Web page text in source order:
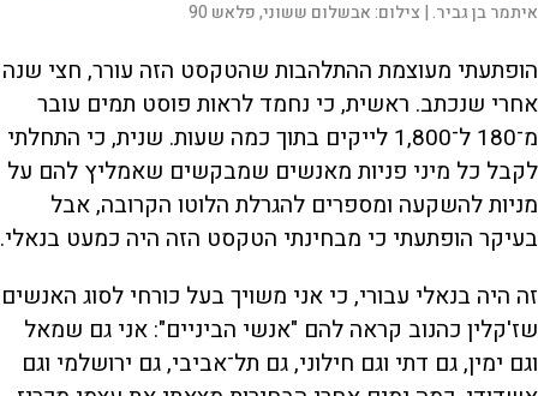
איתמר בן גביר. | צילום:אבשלום ששוני, פלאש 90
הופתעתי מעוצמת ההתלהבות שהטקסט הזה עורר, חצי שנה
אחרי שנכתב. ראשית, כי נחמד לראות פוסט תמים עובר
מ־180 ל־1,800 לייקים בתוך כמה שעות. שנית, כי התחלתי
לקבל כל מיני פניות מאנשים שמבקשים שאמליץ להם על
מניות להשקעה ומספרים להגרלת הלוטו הקרובה, אבל
בעיקר הופתעתי כי מבחינתי הטקסט הזה היה כמעט בנאלי.
זה היה בנאלי עבורי, כי אני משויך בעל כורחי לסוג האנשים
שז'קלין כהנוב קראה להם "אנשי הביניים": אני גם שמאל
וגם ימין, גם דתי וגם חילוני, גם תל־אביבי, גם ירושלמי וגם